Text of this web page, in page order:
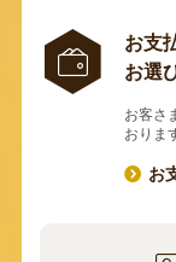
お支
お選
お客さ
おりま
お